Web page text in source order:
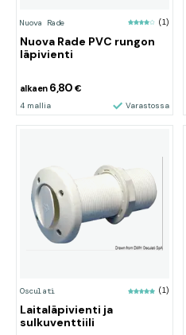
Nuova Rade (1)
Nuova Rade PVC rungon
läpivienti
alkaen 6,80€
4 mallia Varastossa
Osculati (1)
Laitaläpivienti ja
sulkuventtiili